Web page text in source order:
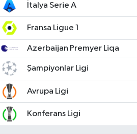
İtalya Serie A
Fransa Ligue 1
Azerbaijan Premyer Liqa
Şampiyonlar Ligi
Avrupa Ligi
Konferans Ligi